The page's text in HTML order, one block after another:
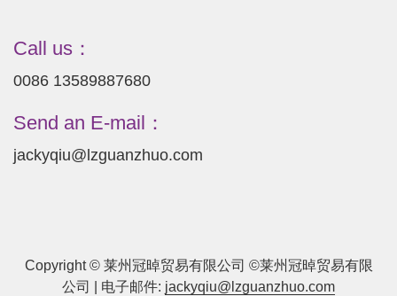
Call us：
0086 13589887680
Send an E-mail：
jackyqiu@lzguanzhuo.com
Copyright © 莱州冠晫贸易有限公司 ©莱州冠晫贸易有限
公司 | 电子邮件: jackyqiu@lzguanzhuo.com